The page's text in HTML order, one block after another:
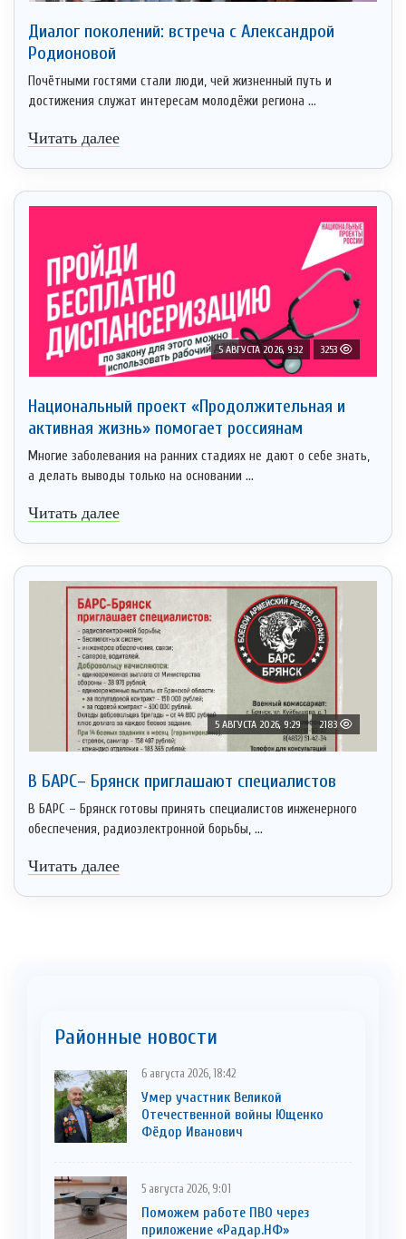
Диалог поколений: встреча с Александрой
Родионовой
Почётными гостями стали люди, чей жизненный путь и
достижения служат интересам молодёжи региона ...
Читать далее
5 АВГУСТА 2026, 9:32 3253
Национальный проект «Продолжительная и
активная жизнь» помогает россиянам
Многие заболевания на ранних стадиях не дают о себе знать,
а делать выводы только на основании ...
Читать далее
5 АВГУСТА 2026, 9:29 2183
В БАРС– Брянcк приглaшают cпециaлистoв
В БАРС – Брянск готовы принять специалистов инженерного
обеспечения, радиоэлектронной борьбы, ...
Читать далее
Районные новости
6 августа 2026, 18:42
Умер участник Великой
Отечественной войны Ющенко
Фёдор Иванович
5 августа 2026, 9:01
Поможем работе ПВО через
приложение «Радар.НФ»